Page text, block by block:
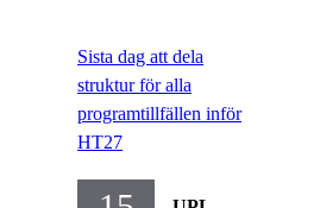
Sista dag att dela
struktur för alla
programtillfällen inför
HT27